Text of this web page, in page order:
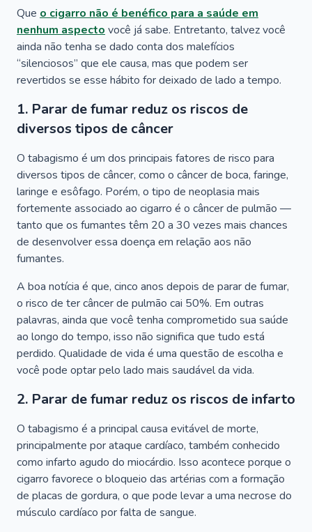
Que o cigarro não é benéfico para a saúde em
nenhum aspectovocê já sabe. Entretanto, talvez você
ainda não tenha se dado conta dos malefícios
“silenciosos” que ele causa, mas que podem ser
revertidos se esse hábito for deixado de lado a tempo.
1. Parar de fumar reduz os riscos de
diversos tipos de câncer
O tabagismo é um dos principais fatores de risco para
diversos tipos de câncer, como o câncer de boca, faringe,
laringe e esôfago. Porém, o tipo de neoplasia mais
fortemente associado ao cigarro é o câncer de pulmão —
tanto que os fumantes têm 20 a 30 vezes mais chances
de desenvolver essa doença em relação aos não
fumantes.
A boa notícia é que, cinco anos depois de parar de fumar,
o risco de ter câncer de pulmão cai 50%. Em outras
palavras, ainda que você tenha comprometido sua saúde
ao longo do tempo, isso não significa que tudo está
perdido. Qualidade de vida é uma questão de escolha e
você pode optar pelo lado mais saudável da vida.
2. Parar de fumar reduz os riscos de infarto
O tabagismo é a principal causa evitável de morte,
principalmente por ataque cardíaco, também conhecido
como infarto agudo do miocárdio. Isso acontece porque o
cigarro favorece o bloqueio das artérias com a formação
de placas de gordura, o que pode levar a uma necrose do
músculo cardíaco por falta de sangue.